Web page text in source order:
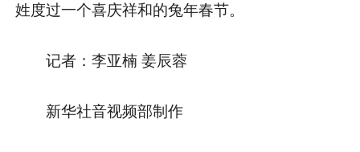
姓度过一个喜庆祥和的兔年春节。
记者：李亚楠 姜辰蓉
新华社音视频部制作